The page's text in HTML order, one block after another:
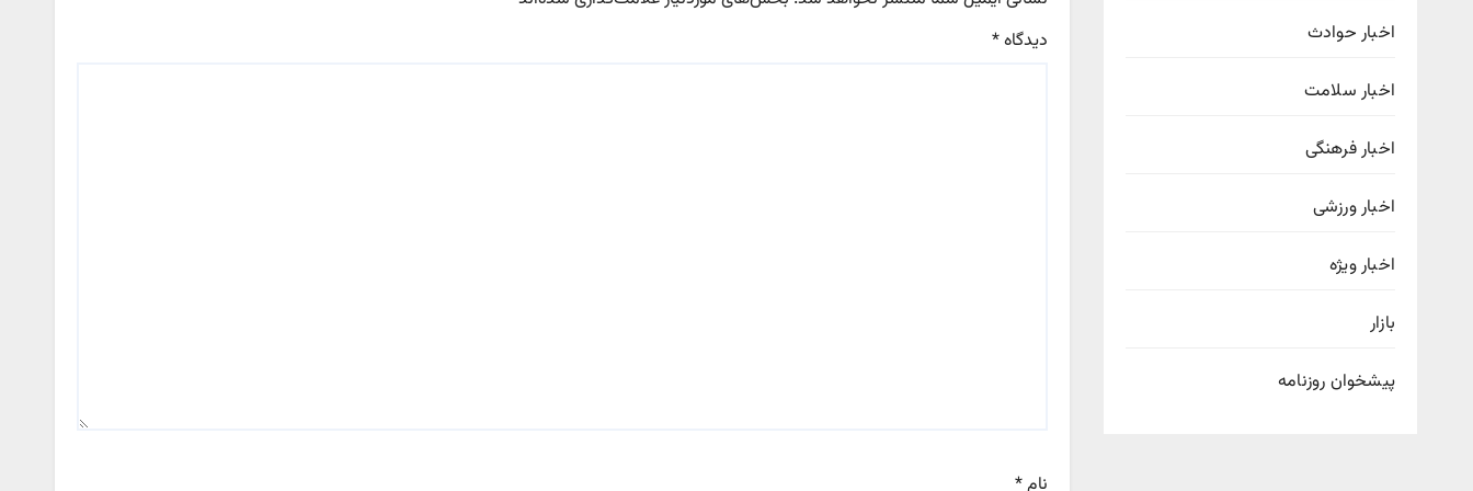
اخبار حوادث
اخبار سلامت
اخبار فرهنگی
اخبار ورزشی
اخبار ویژه
بازار
پیشخوان روزنامه
دیدگاه*
نام*